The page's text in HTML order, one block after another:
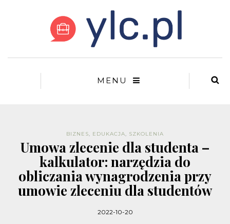
MENU
BIZNES, EDUKACJA, SZKOLENIA
Umowa zlecenie dla studenta –
kalkulator: narzędzia do
obliczania wynagrodzenia przy
umowie zleceniu dla studentów
2022-10-20